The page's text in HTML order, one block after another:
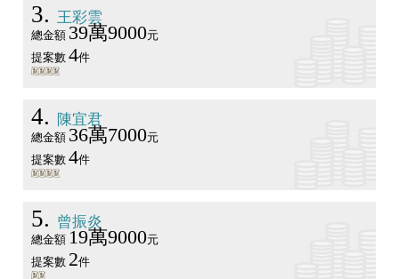
3 王彩雲
總金額 39萬9000元
提案數 4件
4 陳宜君
總金額 36萬7000元
提案數 4件
5 曾振炎
總金額19萬9000元
提案數 2件